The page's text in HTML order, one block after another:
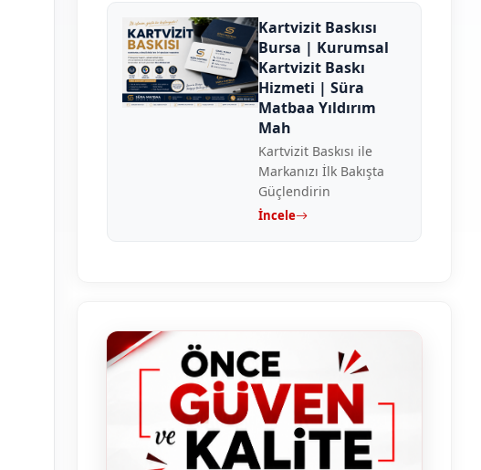
Kartvizit Baskısı
Bursa | Kurumsal
Kartvizit Baskı
Hizmeti | Süra
Matbaa Yıldırım
Mah
Kartvizit Baskısı ile
Markanızı İlk Bakışta
Güçlendirin
İncele